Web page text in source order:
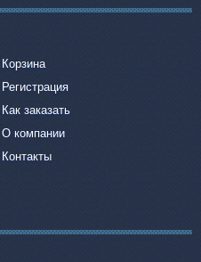
Корзина
Регистрация
Как заказать
О компании
Контакты